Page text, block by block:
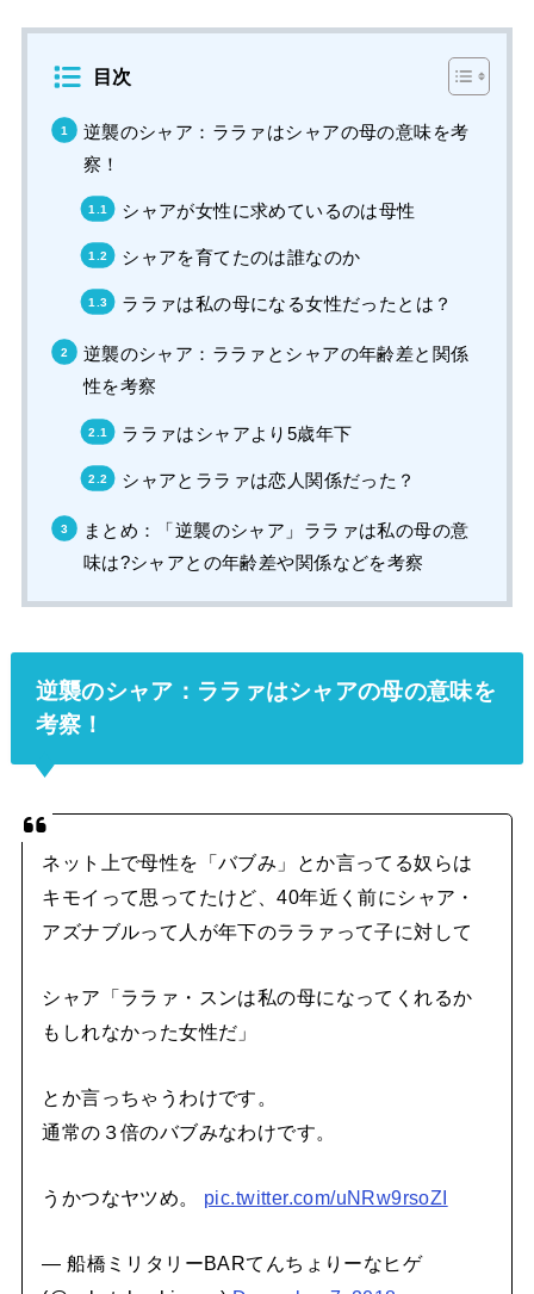
目次
逆襲のシャア：ララァはシャアの母の意味を考
察！
シャアが女性に求めているのは母性
シャアを育てたのは誰なのか
ララァは私の母になる女性だったとは？
逆襲のシャア：ララァとシャアの年齢差と関係
性を考察
ララァはシャアより5歳年下
シャアとララァは恋人関係だった？
まとめ：「逆襲のシャア」ララァは私の母の意
味は?シャアとの年齢差や関係などを考察
逆襲のシャア：ララァはシャアの母の意味を
考察！
ネット上で母性を「バブみ」とか言ってる奴らは
キモイって思ってたけど、40年近く前にシャア・
アズナブルって人が年下のララァって子に対して
シャア「ララァ・スンは私の母になってくれるか
もしれなかった女性だ」
とか言っちゃうわけです。
通常の３倍のバブみなわけです。
うかつなヤツめ。 pic.twitter.com/uNRw9rsoZI
— 船橋ミリタリーBARてんちょりーなヒゲ